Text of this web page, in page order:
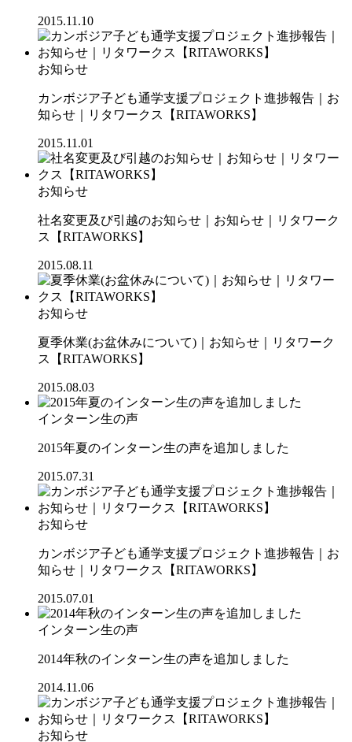
2015.11.10
お知らせ
カンボジア子ども通学支援プロジェクト進捗報告｜お
知らせ｜リタワークス【RITAWORKS】
2015.11.01
お知らせ
社名変更及び引越のお知らせ｜お知らせ｜リタワーク
ス【RITAWORKS】
2015.08.11
お知らせ
夏季休業(お盆休みについて)｜お知らせ｜リタワーク
ス【RITAWORKS】
2015.08.03
インターン生の声
2015年夏のインターン生の声を追加しました
2015.07.31
お知らせ
カンボジア子ども通学支援プロジェクト進捗報告｜お
知らせ｜リタワークス【RITAWORKS】
2015.07.01
インターン生の声
2014年秋のインターン生の声を追加しました
2014.11.06
お知らせ